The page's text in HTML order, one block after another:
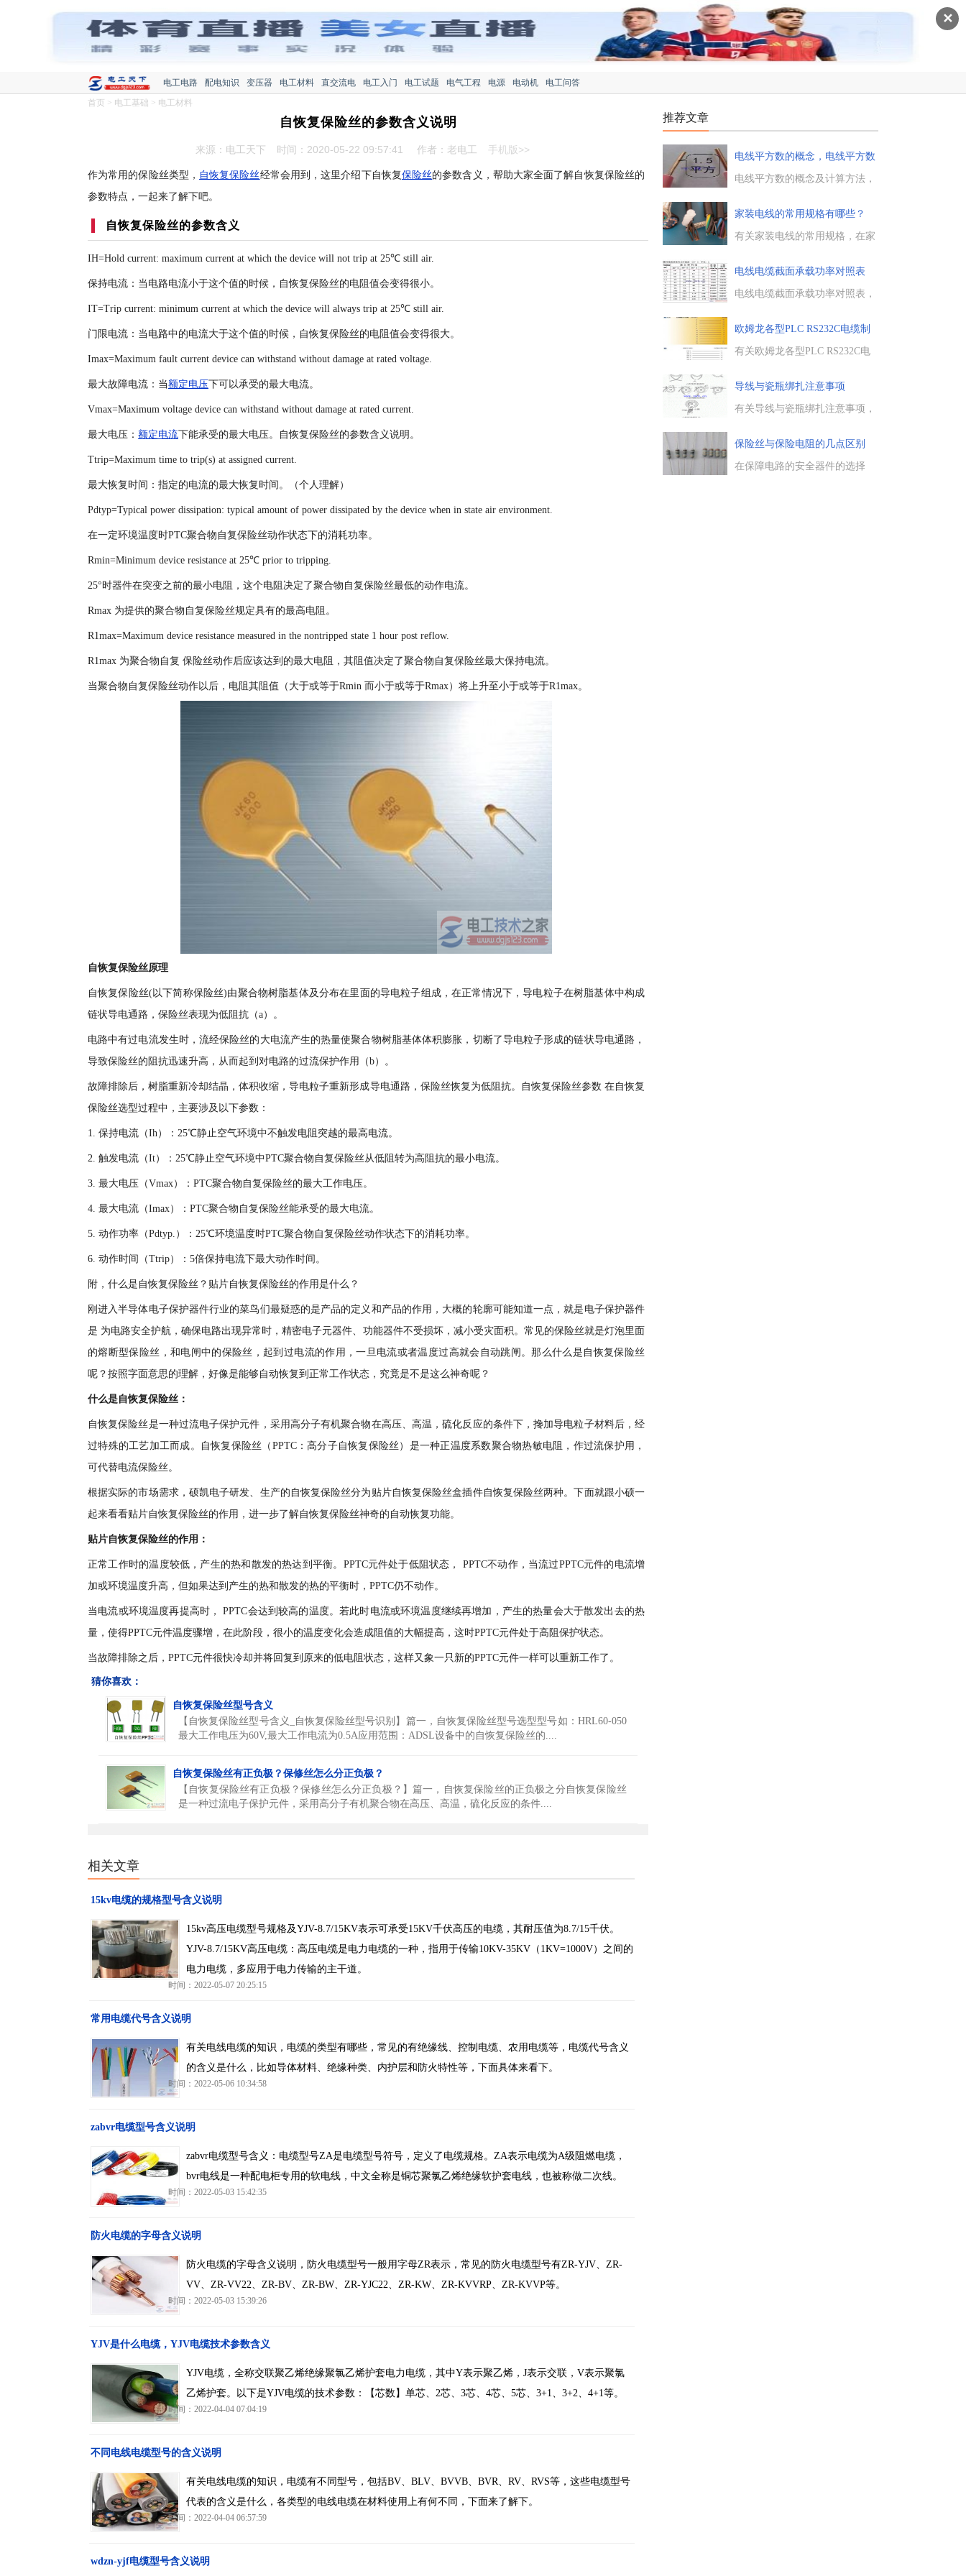
✕
电工电路 配电知识 变压器 电工材料 直交流电 电工入门 电工试题 电气工程 电源 电动机
电工问答
首页 > 电工基础 > 电工材料
自恢复保险丝的参数含义说明
来源：电工天下 时间：2020-05-22 09:57:41 作者：老电工 手机版>>
作为常用的保险丝类型， 自恢复保险丝经常会用到，这里介绍下自恢复保险丝的参数含义，帮助大家全面了解自恢复保险丝的
参数特点，一起来了解下吧。
自恢复保险丝的参数含义
IH=Hold current: maximum current at which the device will not trip at 25℃ still air.
保持电流：当电路电流小于这个值的时候，自恢复保险丝的电阻值会变得很小。
IT=Trip current: minimum current at which the device will always trip at 25℃ still air.
门限电流：当电路中的电流大于这个值的时候，自恢复保险丝的电阻值会变得很大。
Imax=Maximum fault current device can withstand without damage at rated voltage.
最大故障电流：当额定电压下可以承受的最大电流。
Vmax=Maximum voltage device can withstand without damage at rated current.
最大电压： 额定电流下能承受的最大电压。自恢复保险丝的参数含义说明。
Ttrip=Maximum time to trip(s) at assigned current.
最大恢复时间：指定的电流的最大恢复时间。（个人理解）
Pdtyp=Typical power dissipation: typical amount of power dissipated by the device when in state air environment.
在一定环境温度时PTC聚合物自复保险丝动作状态下的消耗功率。
Rmin=Minimum device resistance at 25℃ prior to tripping.
25°时器件在突变之前的最小电阻，这个电阻决定了聚合物自复保险丝最低的动作电流。
Rmax 为提供的聚合物自复保险丝规定具有的最高电阻。
R1max=Maximum device resistance measured in the nontripped state 1 hour post reflow.
R1max 为聚合物自复 保险丝动作后应该达到的最大电阻，其阻值决定了聚合物自复保险丝最大保持电流。
当聚合物自复保险丝动作以后，电阻其阻值（大于或等于Rmin 而小于或等于Rmax）将上升至小于或等于R1max。
自恢复保险丝原理
自恢复保险丝(以下简称保险丝)由聚合物树脂基体及分布在里面的导电粒子组成，在正常情况下，导电粒子在树脂基体中构成
链状导电通路，保险丝表现为低阻抗（a）。
电路中有过电流发生时，流经保险丝的大电流产生的热量使聚合物树脂基体体积膨胀，切断了导电粒子形成的链状导电通路，
导致保险丝的阻抗迅速升高，从而起到对电路的过流保护作用（b）。
故障排除后，树脂重新冷却结晶，体积收缩，导电粒子重新形成导电通路，保险丝恢复为低阻抗。自恢复保险丝参数 在自恢复
保险丝选型过程中，主要涉及以下参数：
1. 保持电流（Ih）：25℃静止空气环境中不触发电阻突越的最高电流。
2. 触发电流（It）：25℃静止空气环境中PTC聚合物自复保险丝从低阻转为高阻抗的最小电流。
3. 最大电压（Vmax）：PTC聚合物自复保险丝的最大工作电压。
4. 最大电流（Imax）：PTC聚合物自复保险丝能承受的最大电流。
5. 动作功率（Pdtyp.）：25℃环境温度时PTC聚合物自复保险丝动作状态下的消耗功率。
6. 动作时间（Ttrip）：5倍保持电流下最大动作时间。
附，什么是自恢复保险丝？贴片自恢复保险丝的作用是什么？
刚进入半导体电子保护器件行业的菜鸟们最疑惑的是产品的定义和产品的作用，大概的轮廓可能知道一点，就是电子保护器件
是 为电路安全护航，确保电路出现异常时，精密电子元器件、功能器件不受损坏，减小受灾面积。常见的保险丝就是灯泡里面
的熔断型保险丝，和电闸中的保险丝，起到过电流的作用，一旦电流或者温度过高就会自动跳闸。那么什么是自恢复保险丝
呢？按照字面意思的理解，好像是能够自动恢复到正常工作状态，究竟是不是这么神奇呢？
什么是自恢复保险丝：
自恢复保险丝是一种过流电子保护元件，采用高分子有机聚合物在高压、高温，硫化反应的条件下，搀加导电粒子材料后，经
过特殊的工艺加工而成。自恢复保险丝（PPTC：高分子自恢复保险丝）是一种正温度系数聚合物热敏电阻，作过流保护用，
可代替电流保险丝。
根据实际的市场需求，硕凯电子研发、生产的自恢复保险丝分为贴片自恢复保险丝盒插件自恢复保险丝两种。下面就跟小硕一
起来看看贴片自恢复保险丝的作用，进一步了解自恢复保险丝神奇的自动恢复功能。
贴片自恢复保险丝的作用：
正常工作时的温度较低，产生的热和散发的热达到平衡。PPTC元件处于低阻状态， PPTC不动作，当流过PPTC元件的电流增
加或环境温度升高，但如果达到产生的热和散发的热的平衡时，PPTC仍不动作。
当电流或环境温度再提高时， PPTC会达到较高的温度。若此时电流或环境温度继续再增加，产生的热量会大于散发出去的热
量，使得PPTC元件温度骤增，在此阶段，很小的温度变化会造成阻值的大幅提高，这时PPTC元件处于高阻保护状态。
当故障排除之后，PPTC元件很快冷却并将回复到原来的低电阻状态，这样又象一只新的PPTC元件一样可以重新工作了。
猜你喜欢：
自恢复保险丝型号含义
【自恢复保险丝型号含义_自恢复保险丝型号识别】篇一，自恢复保险丝型号选型型号如：HRL60-050
最大工作电压为60V,最大工作电流为0.5A应用范围：ADSL设备中的自恢复保险丝的....
自恢复保险丝有正负极？保修丝怎么分正负极？
【自恢复保险丝有正负极？保修丝怎么分正负极？】篇一，自恢复保险丝的正负极之分自恢复保险丝
是一种过流电子保护元件，采用高分子有机聚合物在高压、高温，硫化反应的条件....
相关文章
15kv电缆的规格型号含义说明
15kv高压电缆型号规格及YJV-8.7/15KV表示可承受15KV千伏高压的电缆，其耐压值为8.7/15千伏。
YJV-8.7/15KV高压电缆：高压电缆是电力电缆的一种，指用于传输10KV-35KV（1KV=1000V）之间的
电力电缆，多应用于电力传输的主干道。
时间：2022-05-07 20:25:15
常用电缆代号含义说明
有关电线电缆的知识，电缆的类型有哪些，常见的有绝缘线、控制电缆、农用电缆等，电缆代号含义
的含义是什么，比如导体材料、绝缘种类、内护层和防火特性等，下面具体来看下。
时间：2022-05-06 10:34:58
zabvr电缆型号含义说明
zabvr电缆型号含义：电缆型号ZA是电缆型号符号，定义了电缆规格。ZA表示电缆为A级阻燃电缆，
bvr电线是一种配电柜专用的软电线，中文全称是铜芯聚氯乙烯绝缘软护套电线，也被称做二次线。
时间：2022-05-03 15:42:35
防火电缆的字母含义说明
防火电缆的字母含义说明，防火电缆型号一般用字母ZR表示，常见的防火电缆型号有ZR-YJV、ZR-
VV、ZR-VV22、ZR-BV、ZR-BW、ZR-YJC22、ZR-KW、ZR-KVVRP、ZR-KVVP等。
时间：2022-05-03 15:39:26
YJV是什么电缆，YJV电缆技术参数含义
YJV电缆，全称交联聚乙烯绝缘聚氯乙烯护套电力电缆，其中Y表示聚乙烯，J表示交联，V表示聚氯
乙烯护套。以下是YJV电缆的技术参数：【芯数】单芯、2芯、3芯、4芯、5芯、3+1、3+2、4+1等。
时间：2022-04-04 07:04:19
不同电线电缆型号的含义说明
有关电线电缆的知识，电缆有不同型号，包括BV、BLV、BVVB、BVR、RV、RVS等，这些电缆型号
代表的含义是什么，各类型的电线电缆在材料使用上有何不同，下面来了解下。
时间：2022-04-04 06:57:59
wdzn-yjf电缆型号含义说明
推荐文章
电线平方数的概念，电线平方数
的计
电线平方数的概念及计算方法，
荷来选择电线电缆，计算电线的
半径用求圆形面积的公式，计算
线直径及电缆截面积等的公
家装电线的常用规格有哪些？
有关家装电线的常用规格，在家
的规格可供参考，以及在不同的
房间需要的电线规格是什么样
的，电工天下小编带大家来了解
电线电缆截面承载功率对照表
电线电缆截面承载功率对照表，
计算方法，国标允许的长期电流
是多少，电缆载流量的估算口
诀，以及铝芯绝缘线载流量与截
欧姆龙各型PLC RS232C电缆制
作方
有关欧姆龙各型PLC RS232C电
龙各型PLC RS232C电缆接线的
制作方式，需要的朋友参考
下。...
导线与瓷瓶绑扎注意事项
有关导线与瓷瓶绑扎注意事项，
子上导线的绑扎，分为直线段导
线在蝶形绝缘子上的绑扎，始终
端支持点在蝶形绝缘子上的绑
保险丝与保险电阻的几点区别
在保障电路的安全器件的选择